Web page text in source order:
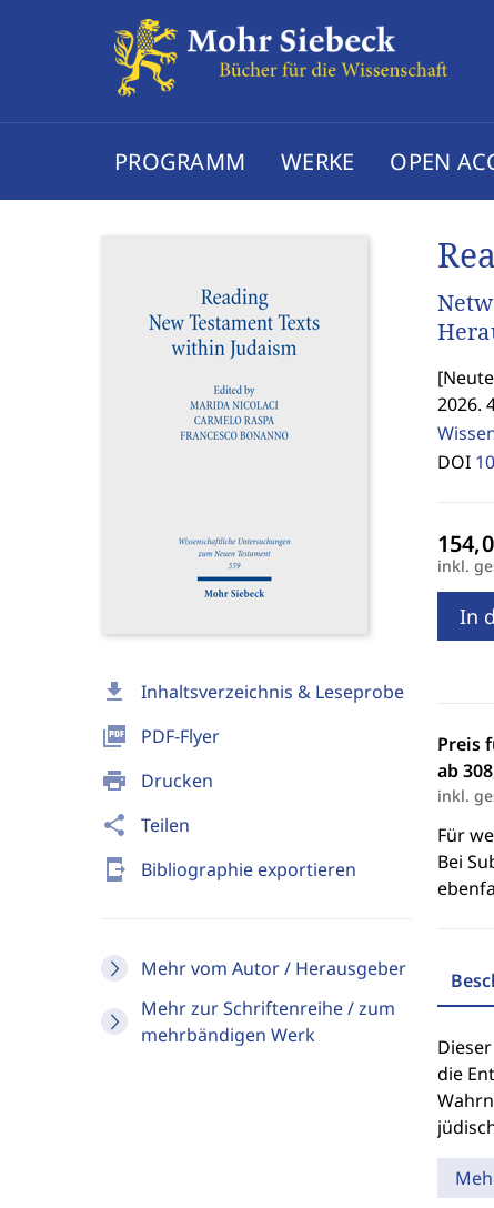
PROGRAMM WERKE OPEN
download Inhaltsverzeichnis & Leseprobe
picture_as_pdf PDF-Flyer
print Drucken
share Teilen
send_to_mobile Bibliographie exportieren
Mehr vom Autor / Herausgeber
Mehr zur Schriftenreihe / zum
mehrbändigen Werk
[
2026.
DOI
inkl.
In
Preis
ab
inkl.
Für
Bei
die